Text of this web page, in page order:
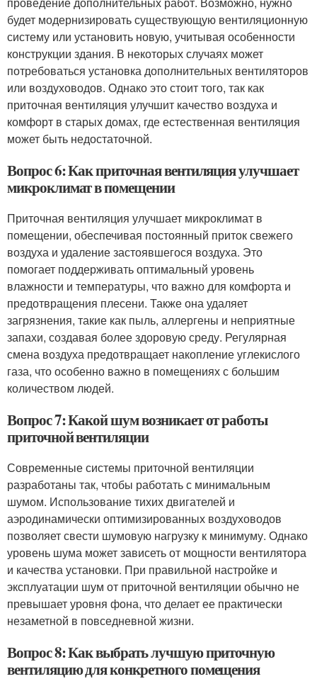
будет модернизировать существующую вентиляционную
систему или установить новую, учитывая особенности
конструкции здания. В некоторых случаях может
потребоваться установка дополнительных вентиляторов
или воздуховодов. Однако это стоит того, так как
приточная вентиляция улучшит качество воздуха и
комфорт в старых домах, где естественная вентиляция
может быть недостаточной.
Вопрос 6: Как приточная вентиляция улучшает
микроклимат в помещении
Приточная вентиляция улучшает микроклимат в
помещении, обеспечивая постоянный приток свежего
воздуха и удаление застоявшегося воздуха. Это
помогает поддерживать оптимальный уровень
влажности и температуры, что важно для комфорта и
предотвращения плесени. Также она удаляет
загрязнения, такие как пыль, аллергены и неприятные
запахи, создавая более здоровую среду. Регулярная
смена воздуха предотвращает накопление углекислого
газа, что особенно важно в помещениях с большим
количеством людей.
Вопрос 7: Какой шум возникает от работы
приточной вентиляции
Современные системы приточной вентиляции
разработаны так, чтобы работать с минимальным
шумом. Использование тихих двигателей и
аэродинамически оптимизированных воздуховодов
позволяет свести шумовую нагрузку к минимуму. Однако
уровень шума может зависеть от мощности вентилятора
и качества установки. При правильной настройке и
эксплуатации шум от приточной вентиляции обычно не
превышает уровня фона, что делает ее практически
незаметной в повседневной жизни.
Вопрос 8: Как выбрать лучшую приточную
вентиляцию для конкретного помещения